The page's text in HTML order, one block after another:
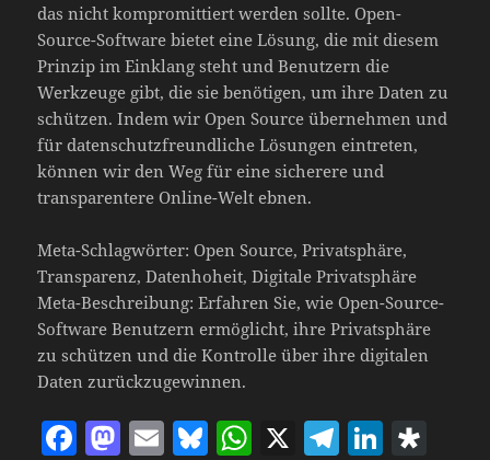
das nicht kompromittiert werden sollte. Open-
Source-Software bietet eine Lösung, die mit diesem
Prinzip im Einklang steht und Benutzern die
Werkzeuge gibt, die sie benötigen, um ihre Daten zu
schützen. Indem wir Open Source übernehmen und
für datenschutzfreundliche Lösungen eintreten,
können wir den Weg für eine sicherere und
transparentere Online-Welt ebnen.
Meta-Schlagwörter: Open Source, Privatsphäre,
Transparenz, Datenhoheit, Digitale Privatsphäre
Meta-Beschreibung: Erfahren Sie, wie Open-Source-
Software Benutzern ermöglicht, ihre Privatsphäre
zu schützen und die Kontrolle über ihre digitalen
Daten zurückzugewinnen.
F M E Bl W X T Li